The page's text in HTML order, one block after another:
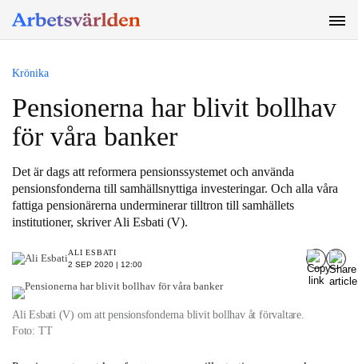
Krönika
Pensionerna har blivit bollhav
för våra banker
Det är dags att reformera pensionssystemet och använda
pensionsfonderna till samhällsnyttiga investeringar. Och alla våra
fattiga pensionärerna underminerar tilltron till samhällets
institutioner, skriver Ali Esbati (V).
ALI ESBATI
2 SEP 2020 | 12:00
Ali Esbati (V) om att pensionsfonderna blivit bollhav åt förvaltare.
Foto: TT